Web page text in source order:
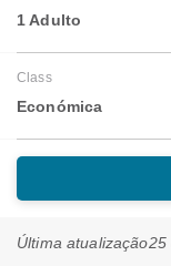
1 Adulto
Class
Económica
Última atualização25